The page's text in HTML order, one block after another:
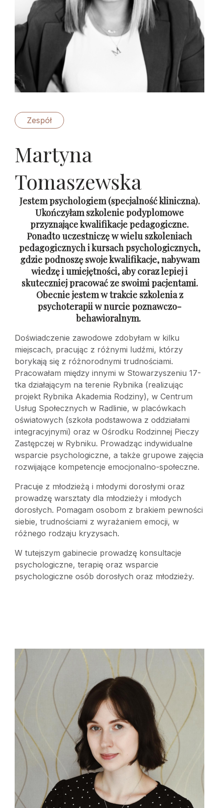
Zespół
Martyna
Tomaszewska
Jestem psychologiem (specjalność kliniczna).
Ukończyłam szkolenie podyplomowe
przyznające kwalifikacje pedagogiczne.
Ponadto uczestniczę w wielu szkoleniach
pedagogicznych i kursach psychologicznych,
gdzie podnoszę swoje kwalifikacje, nabywam
wiedzę i umiejętności, aby coraz lepiej i
skuteczniej pracować ze swoimi pacjentami.
Obecnie jestem w trakcie szkolenia z
psychoterapii w nurcie poznawczo-
behawioralnym.
Doświadczenie zawodowe zdobyłam w kilku
miejscach, pracując z różnymi ludźmi, którzy
borykają się z różnorodnymi trudnościami.
Pracowałam między innymi w Stowarzyszeniu 17-
tka działającym na terenie Rybnika (realizując
projekt Rybnika Akademia Rodziny), w Centrum
Usług Społecznych w Radlinie, w placówkach
oświatowych (szkoła podstawowa z oddziałami
integracyjnymi) oraz w Ośrodku Rodzinnej Pieczy
Zastępczej w Rybniku. Prowadząc indywidualne
wsparcie psychologiczne, a także grupowe zajęcia
rozwijające kompetencje emocjonalno-społeczne.
Pracuje z młodzieżą i młodymi dorosłymi oraz
prowadzę warsztaty dla młodzieży i młodych
dorosłych. Pomagam osobom z brakiem pewności
siebie, trudnościami z wyrażaniem emocji, w
różnego rodzaju kryzysach.
W tutejszym gabinecie prowadzę konsultacje
psychologiczne, terapię oraz wsparcie
psychologiczne osób dorosłych oraz młodzieży.